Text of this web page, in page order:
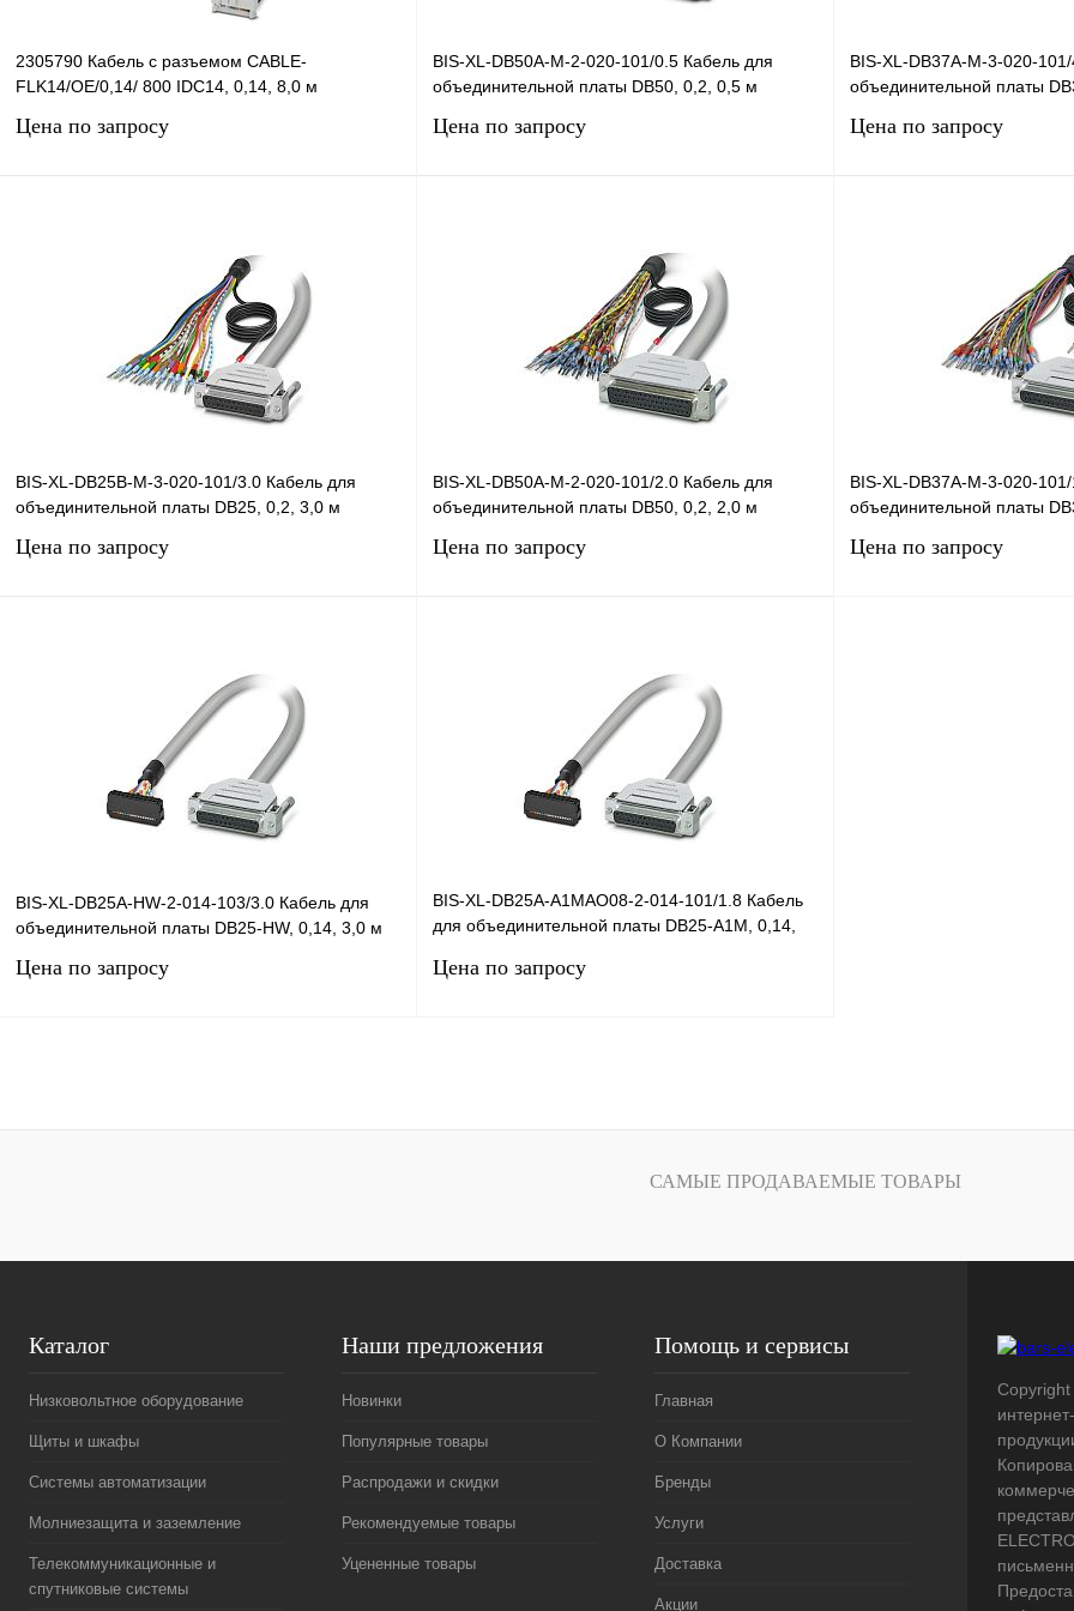
2305790 Кабель с разъемом CABLE-
FLK14/OE/0,14/ 800 IDC14, 0,14, 8,0 м
Цена по запросу
Сравнение
Под заказ
BIS-XL-DB50A-M-2-020-101/0.5 Кабель для
объединительной платы DB50, 0,2, 0,5 м
Цена по запросу
Сравнение
Под заказ
BIS-XL-DB37A-M-3-020-
объединительной платы
Цена по запросу
BIS-XL-DB25B-M-3-020-101/3.0 Кабель для
объединительной платы DB25, 0,2, 3,0 м
Цена по запросу
Сравнение
Под заказ
BIS-XL-DB50A-M-2-020-101/2.0 Кабель для
объединительной платы DB50, 0,2, 2,0 м
Цена по запросу
Сравнение
Под заказ
BIS-XL-DB37A-M-3-020-
объединительной платы
Цена по запросу
BIS-XL-DB25A-HW-2-014-103/3.0 Кабель для
объединительной платы DB25-HW, 0,14, 3,0 м
Цена по запросу
Купить в 1 клик Сравнение
BIS-XL-DB25A-A1MAO08-2-014-101/1.8 Кабель
для объединительной платы DB25-A1M, 0,14,
Цена по запросу
Купить в 1 клик Сравнение
САМЫЕ ПРОДАВАЕМЫЕ ТОВАРЫ
Каталог
Низковольтное оборудование
Щиты и шкафы
Системы автоматизации
Молниезащита и заземление
Телекоммуникационные и
спутниковые системы
Наши предложения
Новинки
Популярные товары
Распродажи и скидки
Рекомендуемые товары
Уцененные товары
Помощь и сервисы
Главная
О Компании
Бренды
Услуги
Доставка
Акции